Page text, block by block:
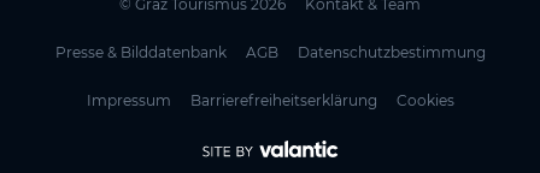
© Graz Tourismus 2026 Kontakt & Team
Presse & Bilddatenbank AGB Datenschutzbestimmung
Impressum Barrierefreiheitserklärung Cookies